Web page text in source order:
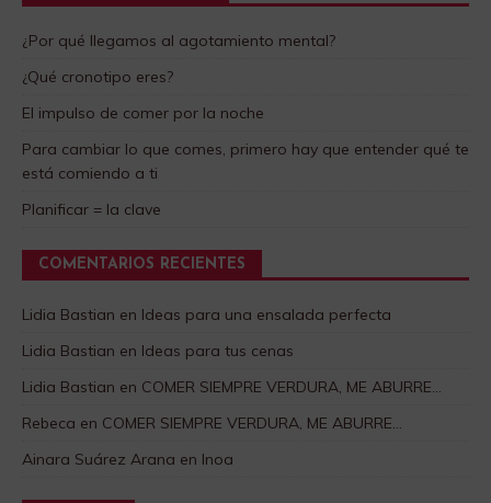
¿Por qué llegamos al agotamiento mental?
¿Qué cronotipo eres?
El impulso de comer por la noche
Para cambiar lo que comes, primero hay que entender qué te
está comiendo a ti
Planificar = la clave
COMENTARIOS RECIENTES
Lidia Bastian en Ideas para una ensalada perfecta
Lidia Bastian en Ideas para tus cenas
Lidia Bastian en COMER SIEMPRE VERDURA, ME ABURRE…
Rebeca en COMER SIEMPRE VERDURA, ME ABURRE…
Ainara Suárez Arana en Inoa